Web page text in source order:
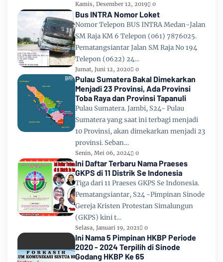
Kamis, Desember 12, 2019 0
Bus INTRA Nomor Loket
Nomor Telepon BUS INTRA Medan-Jalan
SM Raja KM 6 Telepon (061) 7876025.
Pematangsiantar Jalan SM Raja No 194
Telepon (0622) 24…
Jumat, Juni 12, 2020 0
Pulau Sumatera Bakal Dimekarkan
Menjadi 23 Provinsi, Ada Provinsi
Toba Raya dan Provinsi Tapanuli
Pulau Sumatera. Jambi, S24- Pulau
Sumatera yang saat ini terbagi menjadi
10 Provinsi, akan dimekarkan menjadi 23
provinsi. Seban…
Senin, Mei 06, 2024 0
Ini Daftar Terbaru Nama Praeses
GKPS di 11 Distrik Se Indonesia
Tiga dari 11 Praeses GKPS Se Indonesia.
Pematangsiantar, S24 -Pimpinan Sinode
Gereja Kristen Protestan Simalungun
(GKPS) kini t…
Selasa, Januari 19, 2021 0
Ini Nama 5 Pimpinan HKBP Periode
2020 - 2024 Terpilih di Sinode
Godang HKBP Ke 65